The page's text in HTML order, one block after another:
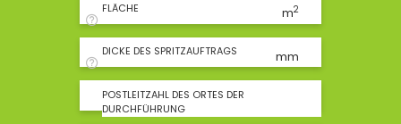
FLÄCHE m2
DICKE DES SPRITZAUFTRAGS mm
POSTLEITZAHL DES ORTES DER
DURCHFÜHRUNG